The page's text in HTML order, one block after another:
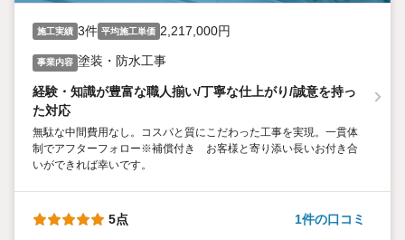
施工実績 3件 平均施工単価 2,217,000円
事業内容 塗装・防水工事
経験・知識が豊富な職人揃い/丁寧な仕上がり/誠意を持っ
た対応
無駄な中間費用なし。コスパと質にこだわった工事を実現。一貫体
制でアフターフォロー※補償付き お客様と寄り添い長いお付き合
いができれば幸いです。
5点 1件の口コミ